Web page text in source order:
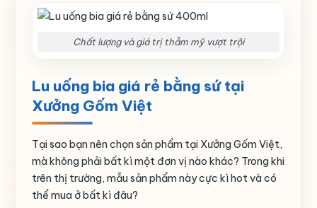
Chất lượng và giá trị thẫm mỹ vượt trội
Lu uống bia giá rẻ bằng sứ tại
Xưởng Gốm Việt
Tại sao bạn nên chọn sản phẩm tại Xưởng Gốm Việt,
mà không phải bất kì một đơn vị nào khác? Trong khi
trên thị trường, mẫu sản phẩm này cực kì hot và có
thể mua ở bất kì đâu?